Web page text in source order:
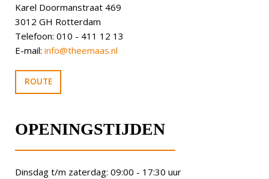
Karel Doormanstraat 469
3012 GH Rotterdam
Telefoon: 010 - 411 12 13
E-mail: info@theemaas.nl
ROUTE
OPENINGSTIJDEN
Dinsdag t/m zaterdag: 09:00 - 17:30 uur